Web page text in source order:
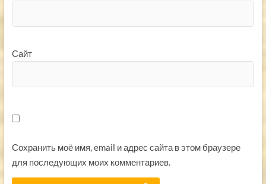
Сайт
Сохранить моё имя, email и адрес сайта в этом браузере
для последующих моих комментариев.